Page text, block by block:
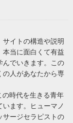
イトの構造や説明
当に面白くて有益
んでいきます。この
の人があなたから専
時代を生きる青年
ます。ヒューマノ
サージセラピストの